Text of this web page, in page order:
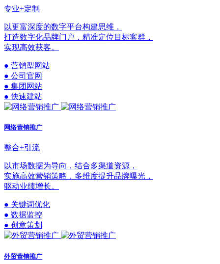
专业+定制
以更富深度的数字平台构建思维，
打造数字化品牌门户，精准定位目标客群，
实现高效获客。
● 营销型网站
● 公司官网
● 集团网站
● 快速建站
网络营销推广
整合+引流
以市场数据为导向，结合多渠道资源，
实施高效营销策略，多维度提升品牌曝光，
驱动业绩增长。
● 关键词优化
● 数据监控
● 创意策划
外贸营销推广